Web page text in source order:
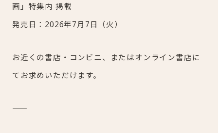
画」特集内 掲載
発売日：2026年7月7日（火）
お近くの書店・コンビニ、またはオンライン書店に
てお求めいただけます。